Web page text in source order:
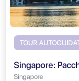
TOUR
Singapore:
Singapore